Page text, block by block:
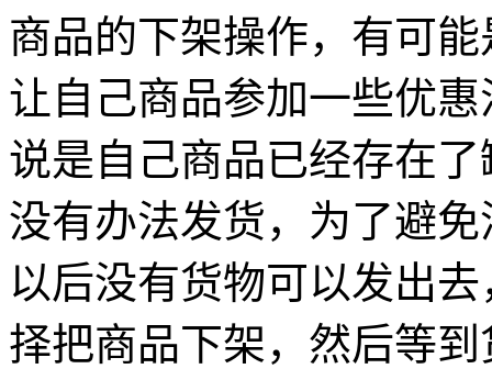
商品的下架操作，有可
让自己商品参加一些优
说是自己商品已经存在
没有办法发货，为了避
以后没有货物可以发出
择把商品下架，然后等